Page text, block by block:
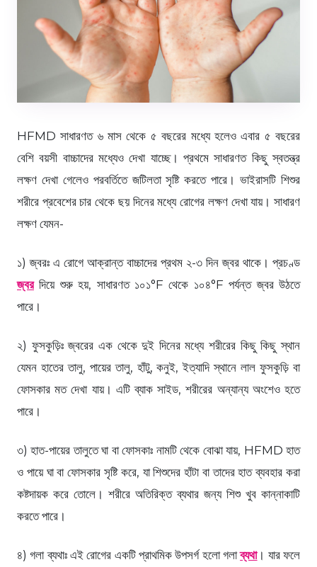
HFMD সাধারণত ৬ মাস থেকে ৫ বছরের মধ্যে হলেও এবার ৫ বছরের
বেশি বয়সী বাচ্চাদের মধ্যেও দেখা যাচ্ছে। প্রথমে সাধারণত কিছু স্বতন্ত্র
লক্ষণ দেখা গেলেও পরবর্তিতে জটিলতা সৃষ্টি করতে পারে। ভাইরাসটি শিশুর
শরীরে প্রবেশের চার থেকে ছয় দিনের মধ্যে রোগের লক্ষণ দেখা যায়। সাধারণ
লক্ষণ যেমন-
১) জ্বরঃ এ রোগে আক্রান্ত বাচ্চাদের প্রথম ২-৩ দিন জ্বর থাকে। প্রচণ্ড
জ্বরদিয়ে শুরু হয়, সাধারণত ১০১°F থেকে ১০৪°F পর্যন্ত জ্বর উঠতে
পারে।
২) ফুসকুড়িঃ জ্বরের এক থেকে দুই দিনের মধ্যে শরীরের কিছু কিছু স্থান
যেমন হাতের তালু, পায়ের তালু, হাঁটু, কনুই, ইত্যাদি স্থানে লাল ফুসকুড়ি বা
ফোসকার মত দেখা যায়। এটি ব্যাক সাইড, শরীরের অন্যান্য অংশেও হতে
পারে।
৩) হাত-পায়ের তালুতে ঘা বা ফোসকাঃ নামটি থেকে বোঝা যায়, HFMD হাত
ও পায়ে ঘা বা ফোসকার সৃষ্টি করে, যা শিশুদের হাঁটা বা তাদের হাত ব্যবহার করা
কষ্টদায়ক করে তোলে। শরীরে অতিরিক্ত ব্যথার জন্য শিশু খুব কান্নাকাটি
করতে পারে।
৪) গলা ব্যথাঃ এই রোগের একটি প্রাথমিক উপসর্গ হলো গলাব্যথা। যার ফলে